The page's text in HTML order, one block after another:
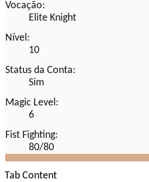
Vocação:
Elite Knight
Nível:
10
Status da Conta:
Sim
Magic Level:
6
Fist Fighting:
80/80
Tab Content